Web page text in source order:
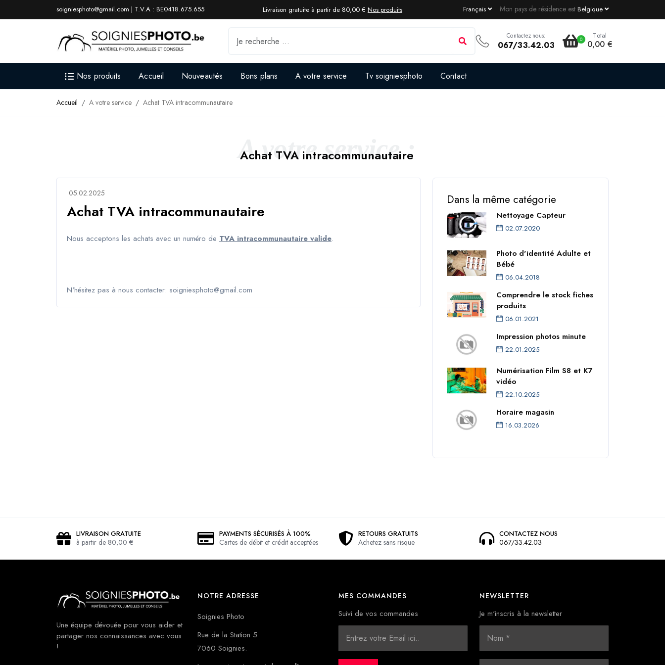
soigniesphoto@gmail.com | T.V.A : BE0418.675.655 Livraison gratuite à partir de 80,00 € Nos produits Mon pays de résidence est Belgique
Français
Contactez nous:
067/33.42.03
0 Total
0,00 €
Nos produits Accueil Nouveautés Bons plans A votre service Tv soigniesphoto Contact
Accueil A votre service Achat TVA intracommunautaire
A votre service :
Achat TVA intracommunautaire
05.02.2025
Achat TVA intracommunautaire
Nous acceptons les achats avec un numéro de TVA intracommunautaire valide.
N'hésitez pas à nous contacter: soigniesphoto@gmail.com
Dans la même catégorie
Nettoyage Capteur
02.07.2020
Photo d'identité Adulte et
Bébé
06.04.2018
Comprendre le stock fiches
produits
06.01.2021
Impression photos minute
22.01.2025
Numérisation Film S8 et K7
vidéo
22.10.2025
Horaire magasin
16.03.2026
LIVRAISON GRATUITE
à partir de 80,00 €
PAYMENTS SÉCURISÉS À 100%
Cartes de débit et crédit acceptées
RETOURS GRATUITS
Achetez sans risque
CONTACTEZ NOUS
067/33.42.03
Une équipe dévouée pour vous aider et
partager nos connaissances avec vous
!
NOTRE ADRESSE
Soignies Photo
Rue de la Station 5
7060 Soignies.
MES COMMANDES
Suivi de vos commandes
NEWSLETTER
Je m'inscris à la newsletter